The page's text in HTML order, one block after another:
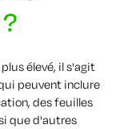
élevé, il s'agit
peuvent inclure
des feuilles
que d'autres